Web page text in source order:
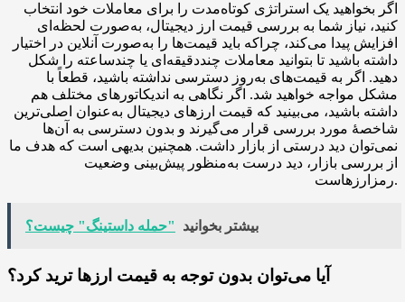
اگر بخواهید یک استراتژی کوتاه‌مدت را برای معاملات خود انتخاب
کنید، نیاز شما به بررسی قیمت ارز دیجیتال، به‌صورت لحظه‌ای
افزایش پیدا می‌کند، چراکه باید قیمت‌ها را به‌صورت آنلاین در اختیار
داشته باشید تا بتوانید معاملات چنددقیقه‌ای یا چندساعته را شکل
دهید. اگر به قیمت‌های به‌روز دسترسی نداشته باشید، قطعاً با
مشکل مواجه خواهید شد. اگر نگاهی به اندیکاتورهای مختلف هم
داشته باشید، می‌بینید که قیمت ارزهای دیجیتال به‌عنوان اصلی‌ترین
شاخصهٔ مورد بررسی قرار می‌گیرند و بدون دسترسی به آن‌ها
نمی‌توان دید درستی از بازار داشت. همچنین بدیهی است که هدف ما
از بررسی بازار، دید درست به‌منظور پیش‌بینی وضعیت
رمزارزهاست.
بیشتر بخوانید "حمله داستینگ" چیست؟
آیا می‌توان بدون توجه به قیمت ارزها ترید کرد؟